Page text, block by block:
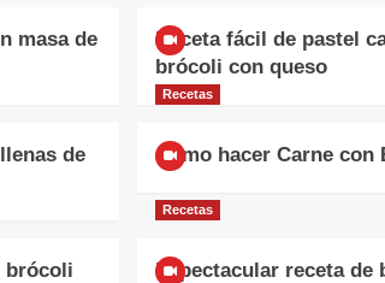
masa de
Receta fácil de pastel
brócoli con queso
de
Recetas
Como hacer Carne con
brócoli
Recetas
Espectacular receta de